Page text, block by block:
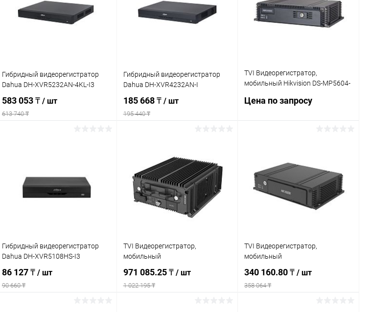
В избранное Недоступно В избранное Недоступно В избранное Недоступно
Гибридный видеорегистратор
Dahua DH-XVR5232AN-4KL-I3
583 053 ₸ / шт
613 740 ₸
В избранное Недоступно
Гибридный видеорегистратор
Dahua DH-XVR4232AN-I
185 668 ₸ / шт
195 440 ₸
Купить в 1 клик К сравнению
В избранное Недоступно
TVI Видеорегистратор,
мобильный Hikvision DS-MP5604-
Цена по запросу
Купить в 1 клик К сравнению
В избранное Недоступно
Гибридный видеорегистратор
Dahua DH-XVR5108HS-I3
86 127 ₸ / шт
90 660 ₸
TVI Видеорегистратор,
мобильный
971 085.25 ₸ / шт
1 022 195 ₸
TVI Видеорегистратор,
мобильный
340 160.80 ₸/ шт
358 064 ₸